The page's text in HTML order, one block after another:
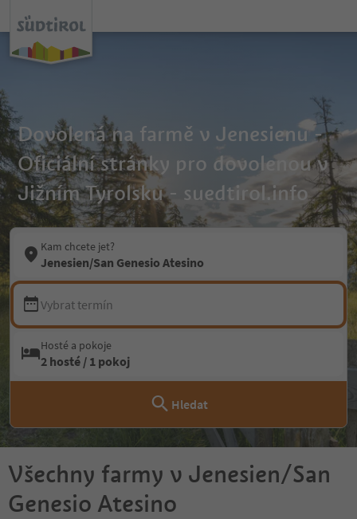
Dovolená na farmě v Jenesienu -
Oficiální stránky pro dovolenou v
Jižním Tyrolsku - suedtirol.info
Kam chcete jet?
Jenesien/San Genesio Atesino
Vybrat termín
Hosté a pokoje
2 hosté / 1 pokoj
Hledat
Všechny farmy v Jenesien/San
Genesio Atesino